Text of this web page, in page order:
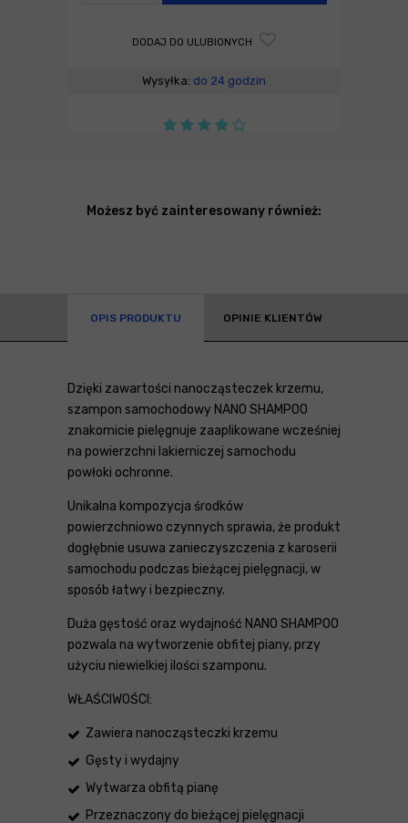
DODAJ DO ULUBIONYCH
Wysyłka: do 24 godzin
Możesz być zainteresowany również:
OPIS PRODUKTU OPINIE KLIENTÓW
Dzięki zawartości nanocząsteczek krzemu,
szampon samochodowy NANO SHAMPOO
znakomicie pielęgnuje zaaplikowane wcześniej
na powierzchni lakierniczej samochodu
powłoki ochronne.
Unikalna kompozycja środków
powierzchniowo czynnych sprawia, że produkt
dogłębnie usuwa zanieczyszczenia z karoserii
samochodu podczas bieżącej pielęgnacji, w
sposób łatwy i bezpieczny.
Duża gęstość oraz wydajność NANO SHAMPOO
pozwala na wytworzenie obfitej piany, przy
użyciu niewielkiej ilości szamponu.
WŁAŚCIWOŚCI:
Zawiera nanocząsteczki krzemu
Gęsty i wydajny
Wytwarza obfitą pianę
Przeznaczony do bieżącej pielęgnacji